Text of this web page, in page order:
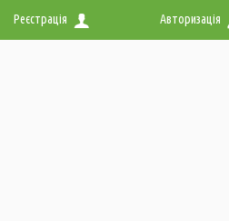
Реєстрація Авторизація